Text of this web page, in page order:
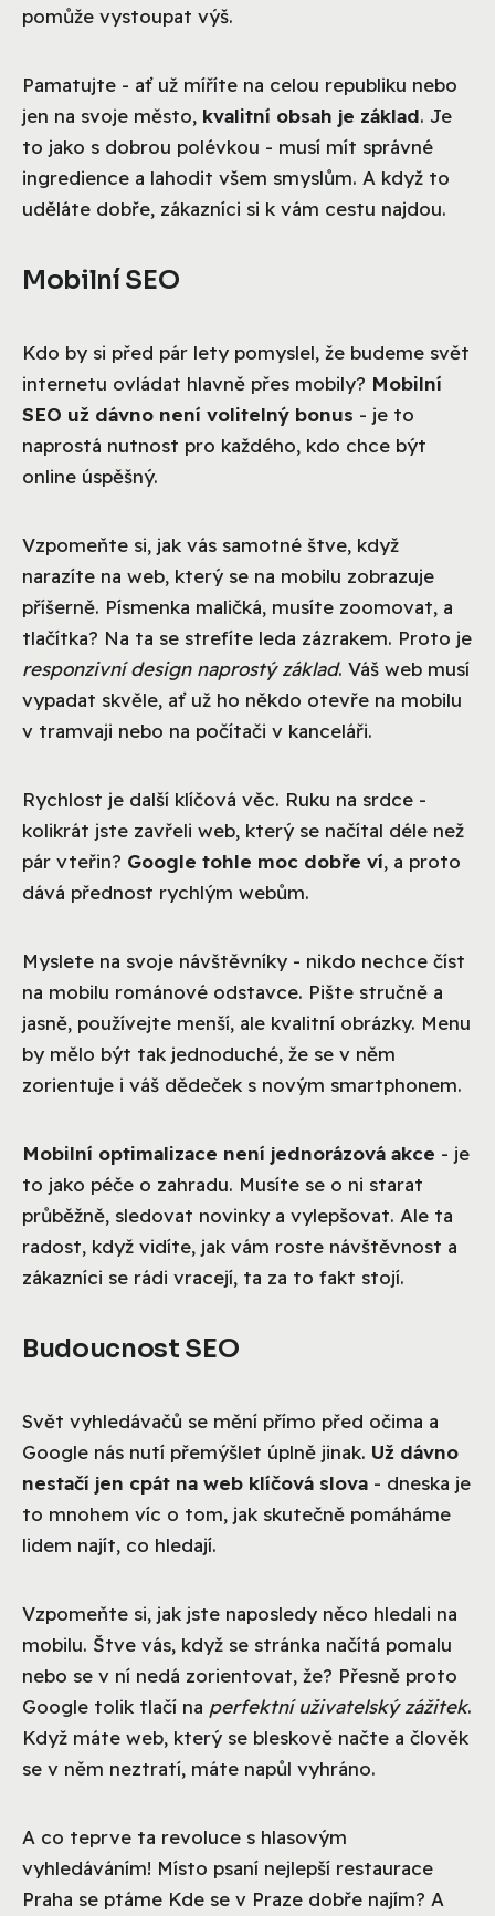
pomůže vystoupat výš.
Pamatujte - ať už míříte na celou republiku nebo
jen na svoje město, kvalitní obsah je základ. Je
to jako s dobrou polévkou - musí mít správné
ingredience a lahodit všem smyslům. A když to
uděláte dobře, zákazníci si k vám cestu najdou.
Mobilní SEO
Kdo by si před pár lety pomyslel, že budeme svět
internetu ovládat hlavně přes mobily? Mobilní
SEO už dávno není volitelný bonus - je to
naprostá nutnost pro každého, kdo chce být
online úspěšný.
Vzpomeňte si, jak vás samotné štve, když
narazíte na web, který se na mobilu zobrazuje
příšerně. Písmenka maličká, musíte zoomovat, a
tlačítka? Na ta se strefíte leda zázrakem. Proto je
responzivní design naprostý základ. Váš web musí
vypadat skvěle, ať už ho někdo otevře na mobilu
v tramvaji nebo na počítači v kanceláři.
Rychlost je další klíčová věc. Ruku na srdce -
kolikrát jste zavřeli web, který se načítal déle než
pár vteřin? Google tohle moc dobře ví, a proto
dává přednost rychlým webům.
Myslete na svoje návštěvníky - nikdo nechce číst
na mobilu románové odstavce. Pište stručně a
jasně, používejte menší, ale kvalitní obrázky. Menu
by mělo být tak jednoduché, že se v něm
zorientuje i váš dědeček s novým smartphonem.
Mobilní optimalizace není jednorázová akce - je
to jako péče o zahradu. Musíte se o ni starat
průběžně, sledovat novinky a vylepšovat. Ale ta
radost, když vidíte, jak vám roste návštěvnost a
zákazníci se rádi vracejí, ta za to fakt stojí.
Budoucnost SEO
Svět vyhledávačů se mění přímo před očima a
Google nás nutí přemýšlet úplně jinak. Už dávno
nestačí jen cpát na web klíčová slova - dneska je
to mnohem víc o tom, jak skutečně pomáháme
lidem najít, co hledají.
Vzpomeňte si, jak jste naposledy něco hledali na
mobilu. Štve vás, když se stránka načítá pomalu
nebo se v ní nedá zorientovat, že? Přesně proto
Google tolik tlačí na perfektní uživatelský zážitek.
Když máte web, který se bleskově načte a člověk
se v něm neztratí, máte napůl vyhráno.
A co teprve ta revoluce s hlasovým
vyhledáváním! Místo psaní nejlepší restaurace
Praha se ptáme Kde se v Praze dobře najím? A